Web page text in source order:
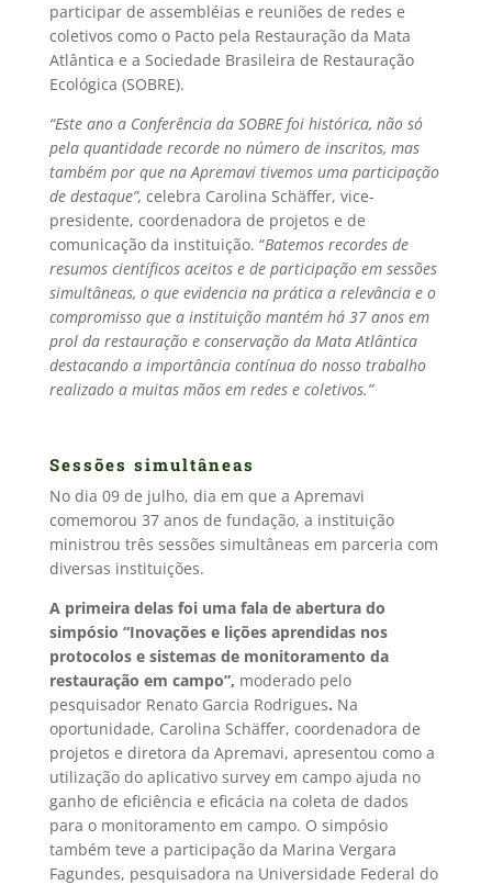
participar de assembléias e reuniões de redes e
coletivos como o Pacto pela Restauração da Mata
Atlântica e a Sociedade Brasileira de Restauração
Ecológica (SOBRE).
“Este ano a Conferência da SOBRE foi histórica, não só
pela quantidade recorde no número de inscritos, mas
também por que na Apremavi tivemos uma participação
de destaque”, celebra Carolina Schäffer, vice-
presidente, coordenadora de projetos e de
comunicação da instituição. “Batemos recordes de
resumos científicos aceitos e de participação em sessões
simultâneas, o que evidencia na prática a relevância e o
compromisso que a instituição mantém há 37 anos em
prol da restauração e conservação da Mata Atlântica
destacando a importância contínua do nosso trabalho
realizado a muitas mãos em redes e coletivos.”
Sessões simultâneas
No dia 09 de julho, dia em que a Apremavi
comemorou 37 anos de fundação, a instituição
ministrou três sessões simultâneas em parceria com
diversas instituições.
A primeira delas foi uma fala de abertura do
simpósio “Inovações e lições aprendidas nos
protocolos e sistemas de monitoramento da
restauração em campo”, moderado pelo
pesquisador Renato Garcia Rodrigues. Na
oportunidade, Carolina Schäffer, coordenadora de
projetos e diretora da Apremavi, apresentou como a
utilização do aplicativo survey em campo ajuda no
ganho de eficiência e eficácia na coleta de dados
para o monitoramento em campo. O simpósio
também teve a participação da Marina Vergara
Fagundes, pesquisadora na Universidade Federal do